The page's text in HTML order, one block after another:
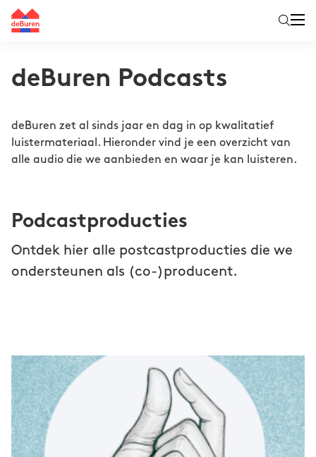
deBuren Podcasts
deBuren zet al sinds jaar en dag in op kwalitatief
luistermateriaal. Hieronder vind je een overzicht van
alle audio die we aanbieden en waar je kan luisteren.
Podcastproducties
Ontdek hier alle postcastproducties die we
ondersteunen als (co-)producent.